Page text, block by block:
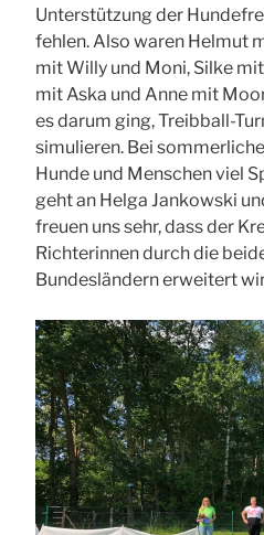
Unterstützung der
fehlen. Also waren Helmut
mit Willy und Moni, Silke
mit Aska und Anne mit
es darum ging, Treibball-
simulieren. Bei
Hunde und Menschen viel
geht an Helga Jankowski
freuen uns sehr, dass der
Richterinnen durch die
Bundesländern erweitert